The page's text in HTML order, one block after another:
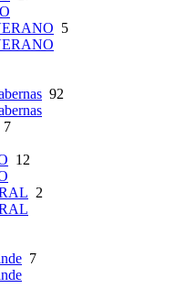
5
92
7
12
2
7